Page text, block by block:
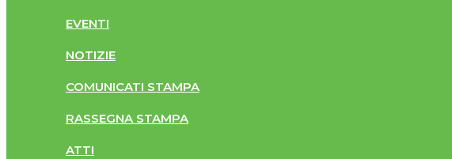
EVENTI
NOTIZIE
COMUNICATI STAMPA
RASSEGNA STAMPA
ATTI